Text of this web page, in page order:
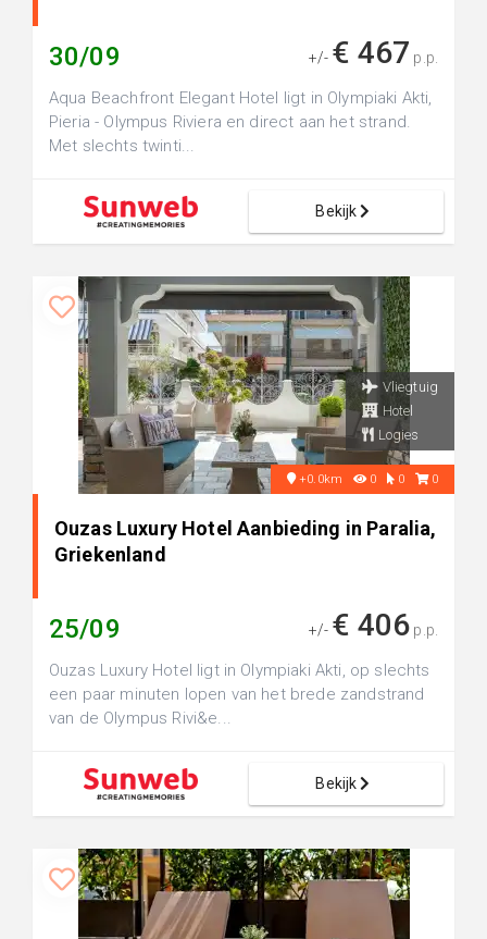
30/09 +/- € 467 p.p.
Aqua Beachfront Elegant Hotel ligt in Olympiaki Akti,
Pieria - Olympus Riviera en direct aan het strand.
Met slechts twinti...
Bekijk
Vliegtuig
Hotel
Logies
+0.0km 0 0 0
Ouzas Luxury Hotel Aanbieding in Paralia,
Griekenland
25/09 +/- € 406 p.p.
Ouzas Luxury Hotel ligt in Olympiaki Akti, op slechts
een paar minuten lopen van het brede zandstrand
van de Olympus Rivi&e...
Bekijk